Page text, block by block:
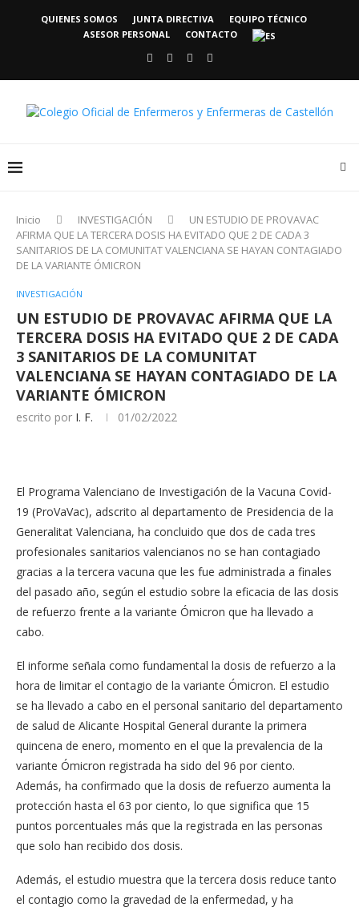
QUIENES SOMOS JUNTA DIRECTIVA
EQUIPO TÉCNICO
ASESOR PERSONAL
CONTACTO
Inicio INVESTIGACIÓN
UN ESTUDIO DE PROVAVAC
AFIRMA QUE LA TERCERA DOSIS HA EVITADO QUE 2 DE CADA 3
SANITARIOS DE LA COMUNITAT VALENCIANA SE HAYAN CONTAGIADO
DE LA VARIANTE ÓMICRON
INVESTIGACIÓN
UN ESTUDIO DE PROVAVAC AFIRMA QUE LA
TERCERA DOSIS HA EVITADO QUE 2 DE CADA
3 SANITARIOS DE LA COMUNITAT
VALENCIANA SE HAYAN CONTAGIADO DE LA
VARIANTE ÓMICRON
escrito por I. F. 01/02/2022
El Programa Valenciano de Investigación de la Vacuna Covid-
19 (ProVaVac), adscrito al departamento de Presidencia de la
Generalitat Valenciana, ha concluido que dos de cada tres
profesionales sanitarios valencianos no se han contagiado
gracias a la tercera vacuna que les fue administrada a finales
del pasado año, según el estudio sobre la eficacia de las dosis
de refuerzo frente a la variante Ómicron que ha llevado a
cabo.
El informe señala como fundamental la dosis de refuerzo a la
hora de limitar el contagio de la variante Ómicron. El estudio
se ha llevado a cabo en el personal sanitario del departamento
de salud de Alicante Hospital General durante la primera
quincena de enero, momento en el que la prevalencia de la
variante Ómicron registrada ha sido del 96 por ciento.
Además, ha confirmado que la dosis de refuerzo aumenta la
protección hasta el 63 por ciento, lo que significa que 15
puntos porcentuales más que la registrada en las personas
que solo han recibido dos dosis.
Además, el estudio muestra que la tercera dosis reduce tanto
el contagio como la gravedad de la enfermedad, y ha